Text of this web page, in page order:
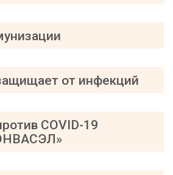
от инфекций
COVID-19